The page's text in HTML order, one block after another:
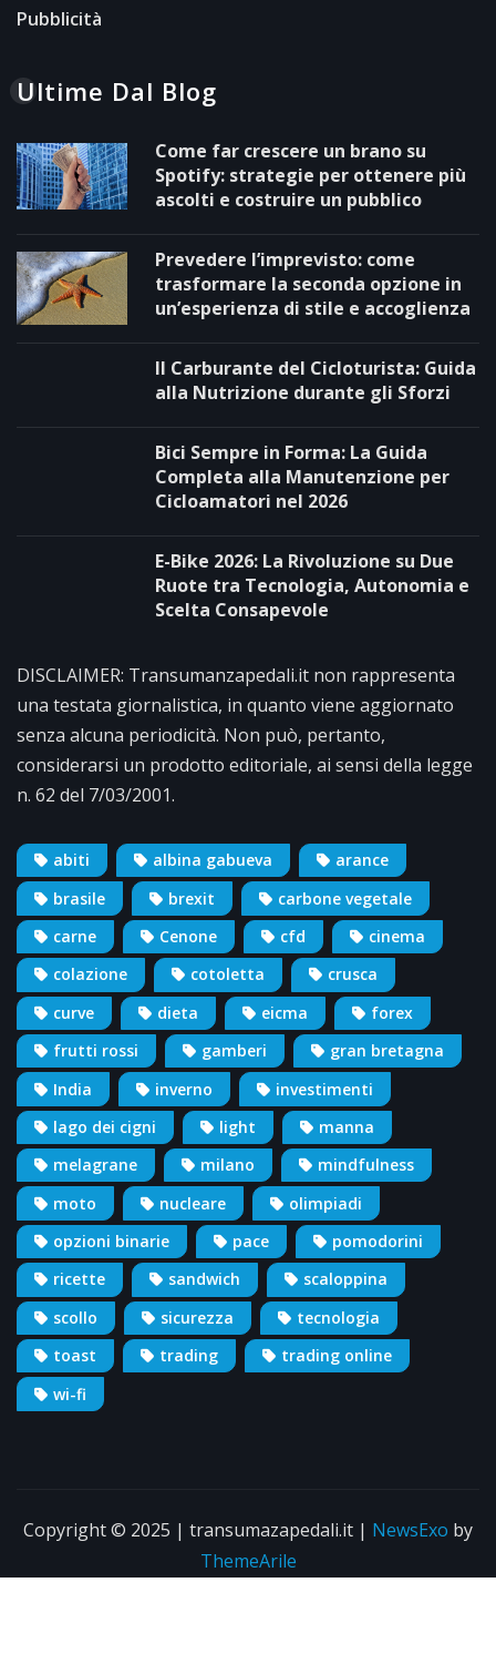
Pubblicità
Ultime Dal Blog
Come far crescere un brano su
Spotify: strategie per ottenere più
ascolti e costruire un pubblico
Prevedere l’imprevisto: come
trasformare la seconda opzione in
un’esperienza di stile e accoglienza
Il Carburante del Cicloturista: Guida
alla Nutrizione durante gli Sforzi
Bici Sempre in Forma: La Guida
Completa alla Manutenzione per
Cicloamatori nel 2026
E-Bike 2026: La Rivoluzione su Due
Ruote tra Tecnologia, Autonomia e
Scelta Consapevole
DISCLAIMER: Transumanzapedali.it non rappresenta
una testata giornalistica, in quanto viene aggiornato
senza alcuna periodicità. Non può, pertanto,
considerarsi un prodotto editoriale, ai sensi della legge
n. 62 del 7/03/2001.
abiti albina gabueva
arance
brasile
brexit
carbone vegetale
carne
Cenone cfd
cinema
colazione
cotoletta
crusca
curve
dieta eicma
forex
frutti rossi
gamberi
gran bretagna
India
inverno
investimenti
lago dei cigni
light
manna
melagrane
milano
mindfulness
moto
nucleare
olimpiadi
opzioni binarie
pace
pomodorini
ricette
sandwich
scaloppina
scollo
sicurezza
tecnologia
toast
trading
trading online
wi-fi
Copyright © 2025 | transumazapedali.it | NewsExo by
ThemeArile